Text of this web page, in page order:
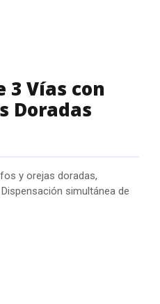
3 Vías con
Doradas
y orejas doradas,
simultánea de